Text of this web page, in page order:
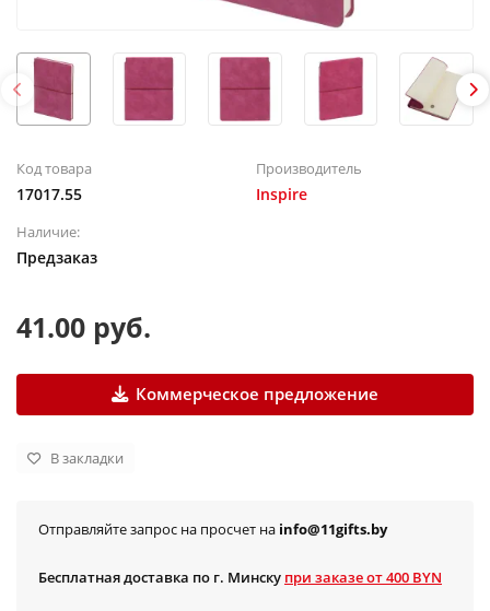
Код товара
17017.55
Производитель
Inspire
Наличие:
Предзаказ
41.00 руб.
Коммерческое предложение
В закладки
Отправляйте запрос на просчет на info@11gifts.by
Бесплатная доставка по г. Минску при заказе от 400 BYN